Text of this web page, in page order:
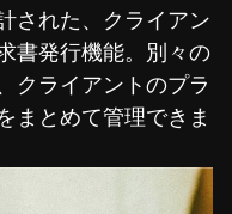
ィ
free
された、クライアン
書発行機能。別々の
クライアントのプラ
まとめて管理できま